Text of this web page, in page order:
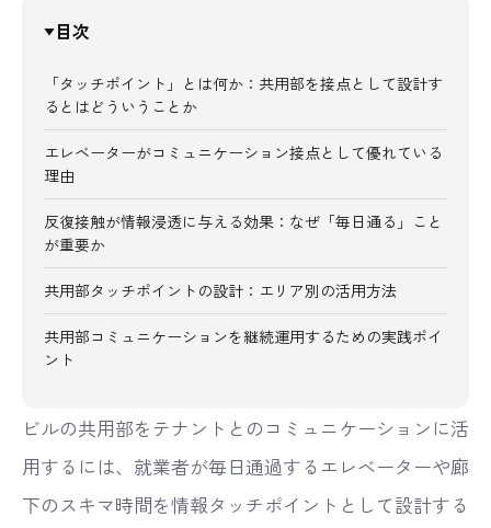
▼ 目次
「タッチポイント」とは何か：共用部を接点として設計す
るとはどういうことか
エレベーターがコミュニケーション接点として優れている
理由
反復接触が情報浸透に与える効果：なぜ「毎日通る」こと
が重要か
共用部タッチポイントの設計：エリア別の活用方法
共用部コミュニケーションを継続運用するための実践ポイ
ント
ビルの共用部をテナントとのコミュニケーションに活
用するには、就業者が毎日通過するエレベーターや廊
下のスキマ時間を情報タッチポイントとして設計する